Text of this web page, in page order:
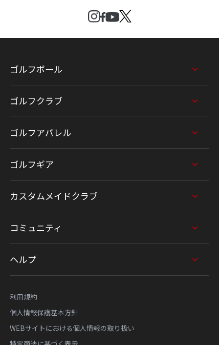
ゴルフボール
ゴルフクラブ
ゴルフアパレル
ゴルフギア
カスタムメイドクラブ
コミュニティ
ヘルプ
利用規約
個人情報保護基本方針
WEBサイトにおける個人情報の取り扱い